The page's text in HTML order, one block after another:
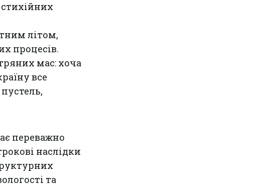
літом,
процесів.
мас: хоча
все
переважно
наслідки
та